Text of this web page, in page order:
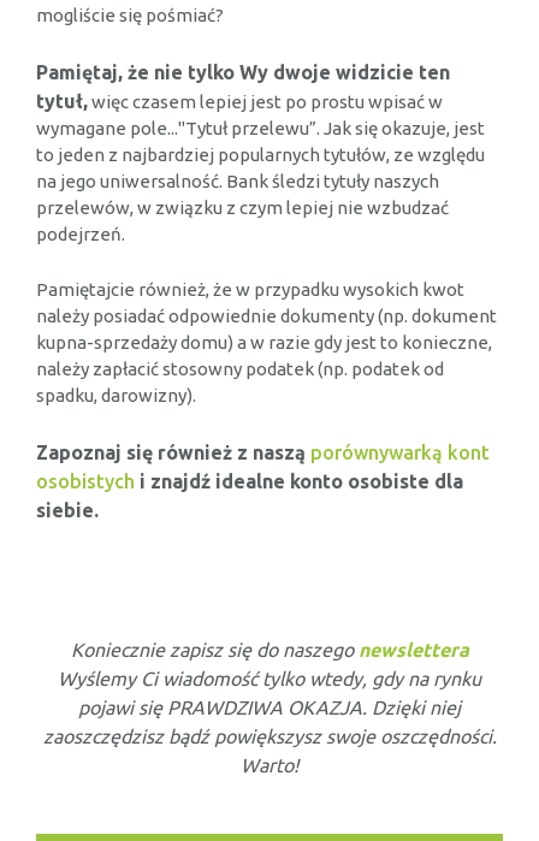
mogliście się pośmiać?
Pamiętaj, że nie tylko Wy dwoje widzicie ten
tytuł,więc czasem lepiej jest po prostu wpisać w
wymagane pole..."Tytuł przelewu”. Jak się okazuje, jest
to jeden z najbardziej popularnych tytułów, ze względu
na jego uniwersalność. Bank śledzi tytuły naszych
przelewów, w związku z czym lepiej nie wzbudzać
podejrzeń.
Pamiętajcie również, że w przypadku wysokich kwot
należy posiadać odpowiednie dokumenty (np. dokument
kupna-sprzedaży domu) a w razie gdy jest to konieczne,
należy zapłacić stosowny podatek (np. podatek od
spadku, darowizny).
Zapoznaj się również z naszą porównywarką kont
osobistych i znajdź idealne konto osobiste dla
siebie.
Koniecznie zapisz się do naszego newslettera
Wyślemy Ci wiadomość tylko wtedy, gdy na rynku
pojawi się PRAWDZIWA OKAZJA. Dzięki niej
zaoszczędzisz bądź powiększysz swoje oszczędności.
Warto!